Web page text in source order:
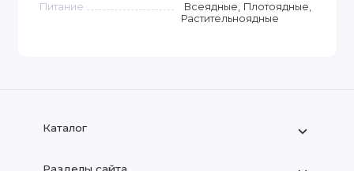
Питание
Всеядные, Плотоядные,
Растительноядные
Каталог